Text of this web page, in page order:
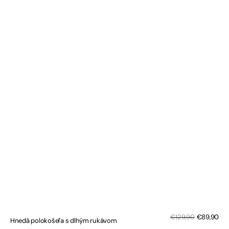
Hnedá polokošeľa s dlhým rukávom
Bežná
€129,90 €89,90